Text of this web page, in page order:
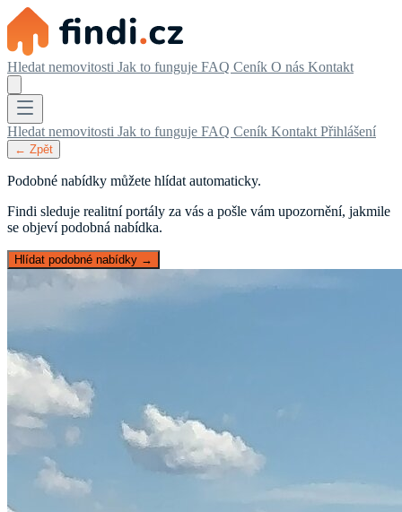
Hledat nemovitosti Jak to funguje FAQ Ceník O nás Kontakt
Hledat nemovitosti Jak to funguje FAQ Ceník Kontakt Přihlášení
← Zpět
Podobné nabídky můžete hlídat automaticky.
Findi sleduje realitní portály za vás a pošle vám upozornění, jakmile
se objeví podobná nabídka.
Hlídat podobné nabídky →